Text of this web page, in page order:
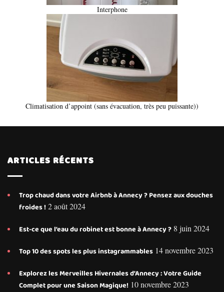
Interphone
Climatisation d’appoint (sans évacuation, très peu puissante))
ARTICLES RÉCENTS
Trop chaud dans votre Airbnb à Annecy ? Pensez aux douches
froides ! 2 août 2024
Est-ce que l’eau du robinet est bonne à Annecy ? 8 juin 2024
Top 10 des spots les plus instagrammables 14 novembre 2023
Explorez les Merveilles Hivernales d’Annecy : Votre Guide
Complet pour une Saison Magique! 10 novembre 2023